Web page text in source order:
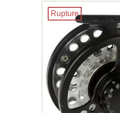
Rupture